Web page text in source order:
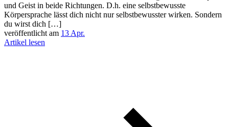
und Geist in beide Richtungen. D.h. eine selbstbewusste
Körpersprache lässt dich nicht nur selbstbewusster wirken. Sondern
du wirst dich […]
veröffentlicht am 13 Apr.
Artikel lesen